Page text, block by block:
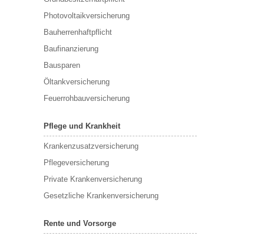
Photovoltaikversicherung
Bauherrenhaftpflicht
Baufinanzierung
Bausparen
Öltankversicherung
Feuerrohbauversicherung
Pflege und Krankheit
Krankenzusatzversicherung
Pflegeversicherung
Private Krankenversicherung
Gesetzliche Krankenversicherung
Rente und Vorsorge